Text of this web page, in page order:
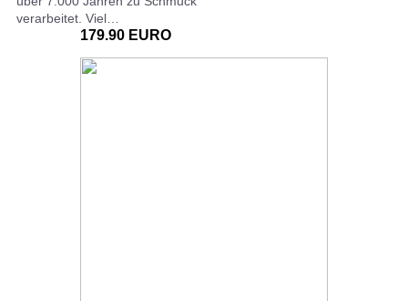
verarbeitet. Viel…
179.90 EURO